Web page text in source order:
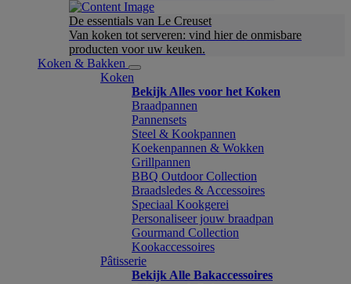
De essentials van Le Creuset
Van koken tot serveren: vind hier de onmisbare
producten voor uw keuken.
Koken & Bakken
Koken
Bekijk Alles voor het Koken
Braadpannen
Pannensets
Steel & Kookpannen
Koekenpannen & Wokken
Grillpannen
BBQ Outdoor Collection
Braadsledes & Accessoires
Speciaal Kookgerei
Personaliseer jouw braadpan
Gourmand Collection
Kookaccessoires
Pâtisserie
Bekijk Alle Bakaccessoires